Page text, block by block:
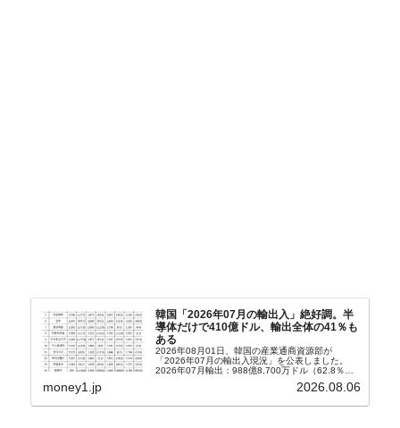
韓国「2026年07月の輸出入」絶好調。半
導体だけで410億ドル、輸出全体の41％も
ある
2026年08月01日、韓国の産業通商資源部が
「2026年07月の輸出入現況」を公表しました。
2026年07月輸出：988億8,700万ドル（62.8％）
money1.jp 2026.08.06